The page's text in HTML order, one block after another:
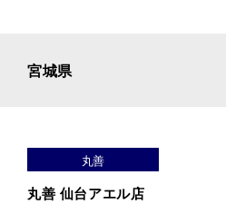
宮城県
丸善
丸善 仙台アエル店